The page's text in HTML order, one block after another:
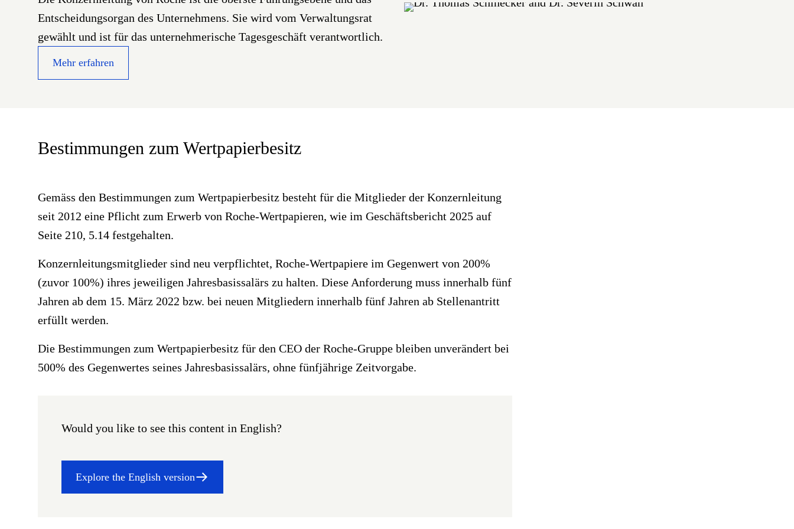
Entscheidungsorgan des Unternehmens. Sie wird vom Verwaltungsrat
gewählt und ist für das unternehmerische Tagesgeschäft verantwortlich.
Mehr erfahren
Bestimmungen zum Wertpapierbesitz
Gemäss den Bestimmungen zum Wertpapierbesitz besteht für die Mitglieder der Konzernleitung
seit 2012 eine Pflicht zum Erwerb von Roche-Wertpapieren, wie im Geschäftsbericht 2025 auf
Seite 210, 5.14 festgehalten.
Konzernleitungsmitglieder sind neu verpflichtet, Roche-Wertpapiere im Gegenwert von 200%
(zuvor 100%) ihres jeweiligen Jahresbasissalärs zu halten. Diese Anforderung muss innerhalb fünf
Jahren ab dem 15. März 2022 bzw. bei neuen Mitgliedern innerhalb fünf Jahren ab Stellenantritt
erfüllt werden.
Die Bestimmungen zum Wertpapierbesitz für den CEO der Roche-Gruppe bleiben unverändert bei
500% des Gegenwertes seines Jahresbasissalärs, ohne fünfjährige Zeitvorgabe.
Would you like to see this content in English?
Explore the English version